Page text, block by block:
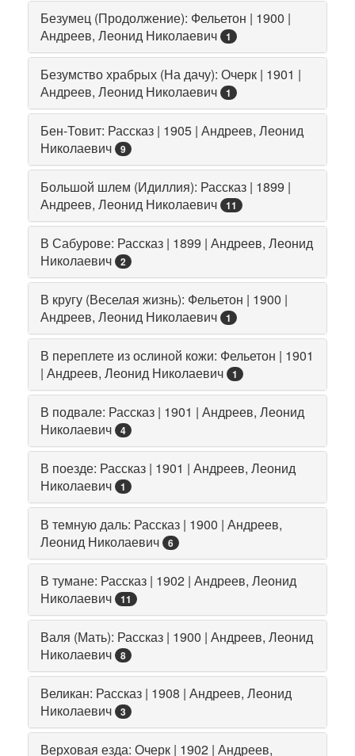
Безумец (Продолжение): Фельетон | 1900 |
Андреев, Леонид Николаевич
1
Безумство храбрых (На дачу): Очерк | 1901 |
Андреев, Леонид Николаевич
1
Бен-Товит: Рассказ | 1905 | Андреев, Леонид
Николаевич
9
Большой шлем (Идиллия): Рассказ | 1899 |
Андреев, Леонид Николаевич
11
В Сабурове: Рассказ | 1899 | Андреев, Леонид
Николаевич
2
В кругу (Веселая жизнь): Фельетон | 1900 |
Андреев, Леонид Николаевич
1
В переплете из ослиной кожи: Фельетон | 1901
| Андреев, Леонид Николаевич
1
В подвале: Рассказ | 1901 | Андреев, Леонид
Николаевич
4
В поезде: Рассказ | 1901 | Андреев, Леонид
Николаевич
1
В темную даль: Рассказ | 1900 | Андреев,
Леонид Николаевич
6
В тумане: Рассказ | 1902 | Андреев, Леонид
Николаевич
11
Валя (Мать): Рассказ | 1900 | Андреев, Леонид
Николаевич
8
Великан: Рассказ | 1908 | Андреев, Леонид
Николаевич
3
Верховая езда: Очерк | 1902 | Андреев,